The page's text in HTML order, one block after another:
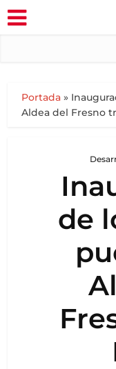
Portada »
Aldea del Fresno
de